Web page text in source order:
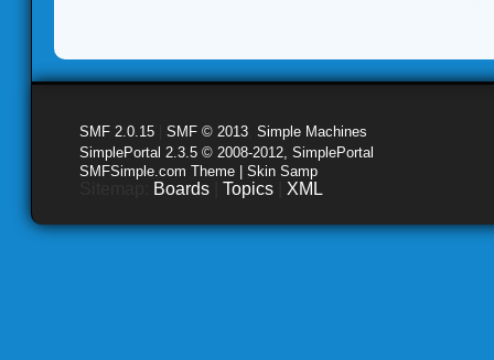
SMF 2.0.15 SMF © 2013 Simple Machines
SimplePortal 2.3.5 © 2008-2012, SimplePortal
SMFSimple.com Theme | Skin Samp
Boards Topics XML